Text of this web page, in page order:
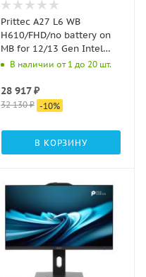
Prittec A27 L6 WB
H610/FHD/no battery on
MB for 12/13 Gen Intel
(65w) A27- WB H610/Full
В наличии от 1 до 20 шт.
28 917₽
32 130₽ -10%
В КОРЗИНУ